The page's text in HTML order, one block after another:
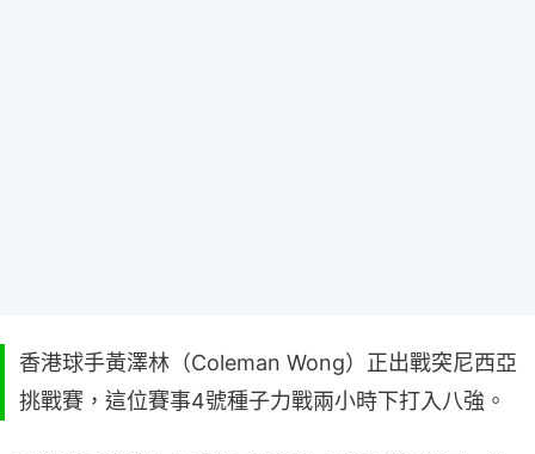
香港球手黃澤林（Coleman Wong）正出戰突尼西亞
挑戰賽，這位賽事4號種子力戰兩小時下打入八強。